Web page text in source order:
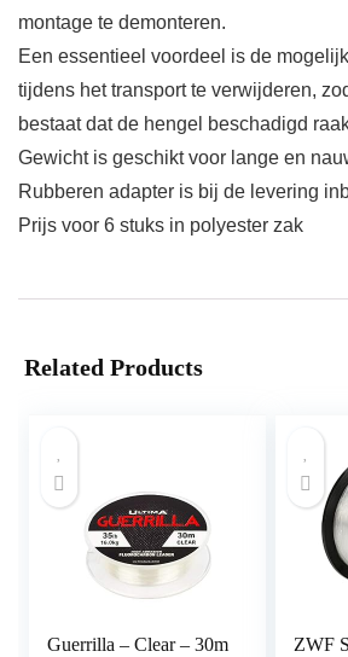
montage te demonteren.
Een essentieel voordeel is de
tijdens het transport te verwijderen,
bestaat dat de hengel beschadigd
Gewicht is geschikt voor lange en
Rubberen adapter is bij de levering
Prijs voor 6 stuks in polyester zak
Related Products
Guerrilla – Clear – 30m
ZWF